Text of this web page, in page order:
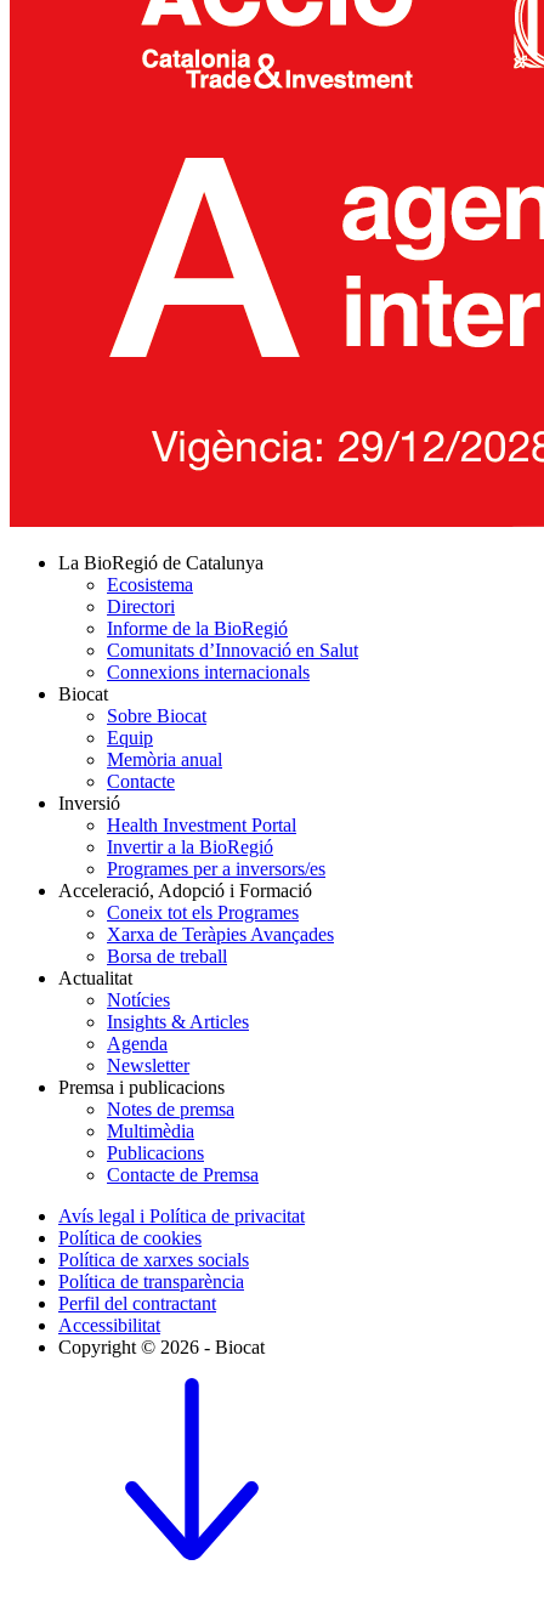
La BioRegió de Catalunya
Ecosistema
Directori
Informe de la BioRegió
Comunitats d’Innovació en Salut
Connexions internacionals
Biocat
Sobre Biocat
Equip
Memòria anual
Contacte
Inversió
Health Investment Portal
Invertir a la BioRegió
Programes per a inversors/es
Acceleració, Adopció i Formació
Coneix tot els Programes
Xarxa de Teràpies Avançades
Borsa de treball
Actualitat
Notícies
Insights & Articles
Agenda
Newsletter
Premsa i publicacions
Notes de premsa
Multimèdia
Publicacions
Contacte de Premsa
Avís legal i Política de privacitat
Política de cookies
Política de xarxes socials
Política de transparència
Perfil del contractant
Accessibilitat
Copyright © 2026 - Biocat